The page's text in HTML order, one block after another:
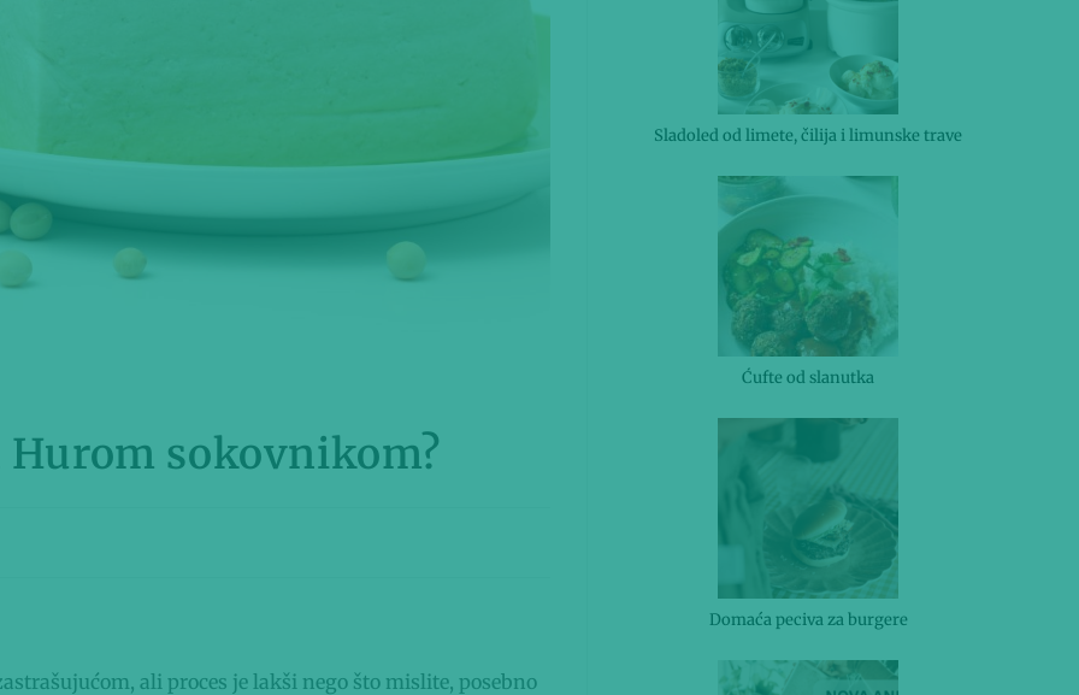
sokovnikom?
ali proces je lakši nego što mislite, posebno
Sladoled od limete, čilija i limunske trave
Ćufte od slanutka
Domaća peciva za burgere